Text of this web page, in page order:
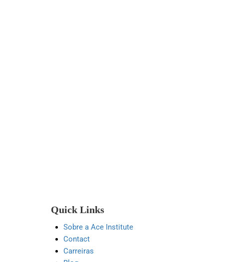
Quick Links
Sobre a Ace Institute
Contact
Carreiras